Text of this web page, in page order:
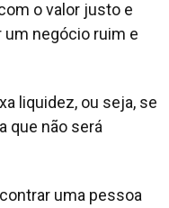
o valor justo e
negócio ruim e
liquidez, ou seja, se
que não será
uma pessoa